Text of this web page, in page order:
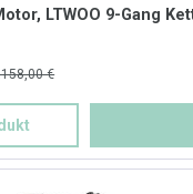
LTWOO 9-Gang
€